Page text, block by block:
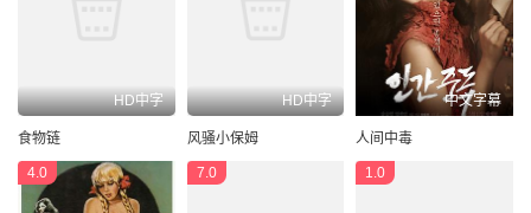
HD中字
食物链
HD中字
风骚小保姆
中文字幕
人间中毒
4.0 7.0 1.0